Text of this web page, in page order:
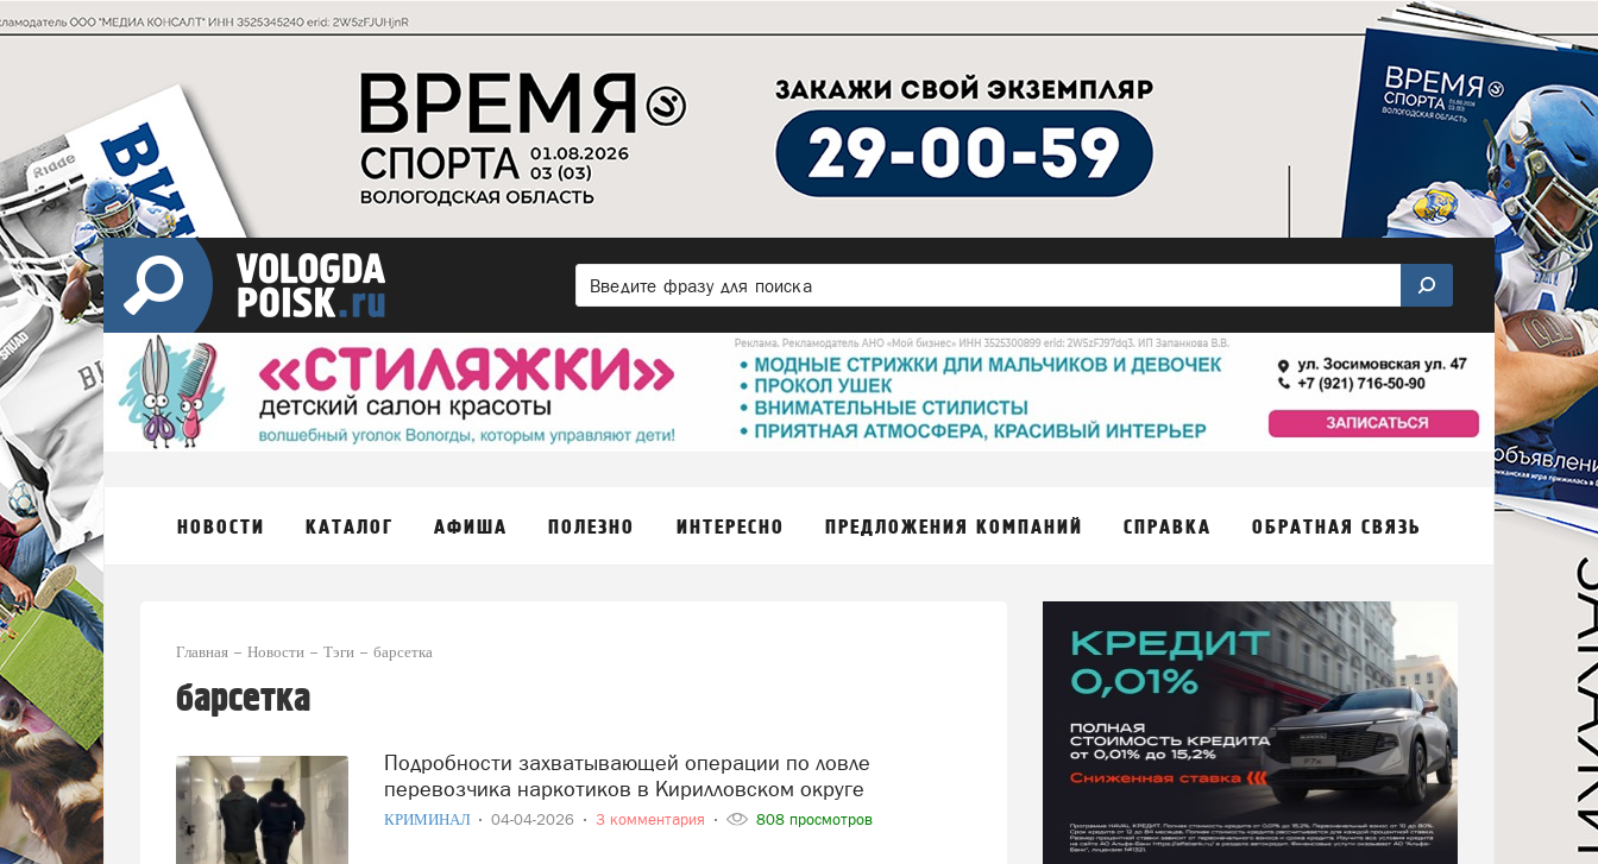
НОВОСТИ КАТАЛОГ АФИША ПОЛЕЗНО ИНТЕРЕСНО ПРЕДЛОЖЕНИЯ КОМПАНИЙ СПРАВКА ОБРАТНАЯ СВЯЗЬ
Главная Новости Тэги барсетка
барсетка
Подробности захватывающей операции по ловле
перевозчика наркотиков в Кирилловском округе
КРИМИНАЛ 04-04-2026 3 комментария 808 просмотров